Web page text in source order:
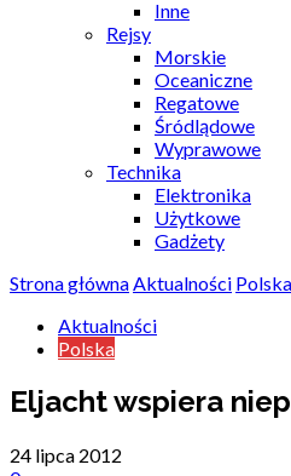
Inne
Rejsy
Morskie
Oceaniczne
Regatowe
Śródlądowe
Wyprawowe
Technika
Elektronika
Użytkowe
Gadżety
Strona głównaAktualności Polska
Aktualności
Polska
Eljacht wspiera
24 lipca 2012